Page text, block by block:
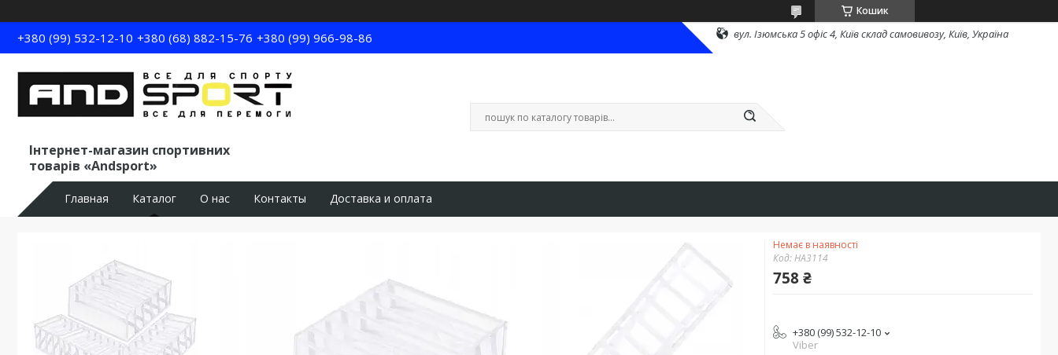
Кошик
+380 (99) 532-12-10 +380 (68) 882-15-76 +380 (99) 966-98-86 вул. Ізюмська 5 офіс 4, Київ склад самовивозу, Київ, Україна
Інтернет-магазин спортивних
товарів «Andsport»
Главная Каталог О нас Контакты Доставка и оплата
Немає в наявності
Код:HA3114
758 ₴
+380 (99) 532-12-10
Viber